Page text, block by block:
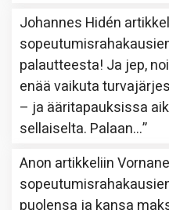
Johannes Hidén
palautteesta! Ja jep,
enää vaikuta
– ja ääritapauksissa
sellaiselta. Palaan…”
Anon artikkeliin
puolensa ja kansa